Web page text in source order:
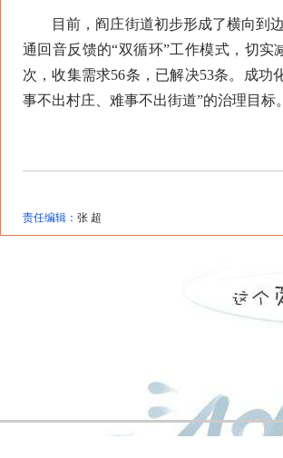
目前，阎庄街道初步形成了横向到边
通回音反馈的“双循环”工作模式，切
次，收集需求56条，已解决53条。成功
事不出村庄、难事不出街道”的治理目标。
责任编辑： 张 超